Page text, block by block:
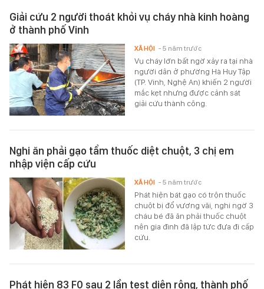
Giải cứu 2 người thoát khỏi vụ cháy nhà kinh hoàng
ở thành phố Vinh
Vụ cháy lớn bất ngờ xảy ra tại nhà
người dân ở phường Hà Huy Tập
(TP. Vinh, Nghệ An) khiến 2 người
mắc kẹt nhưng được cảnh sát
giải cứu thành công.
XÃ HỘI - 5 năm trước
Nghi ăn phải gạo tẩm thuốc diệt chuột, 3 chị em
nhập viện cấp cứu
Phát hiện bát gạo có trộn thuốc
chuột bị đổ vương vãi, nghi ngờ 3
cháu bé đã ăn phải thuốc chuột
nên gia đình đã lập tức đưa đi cấp
cứu.
XÃ HỘI - 5 năm trước
Phát hiện 83 F0 sau 2 lần test diện rộng, thành phố